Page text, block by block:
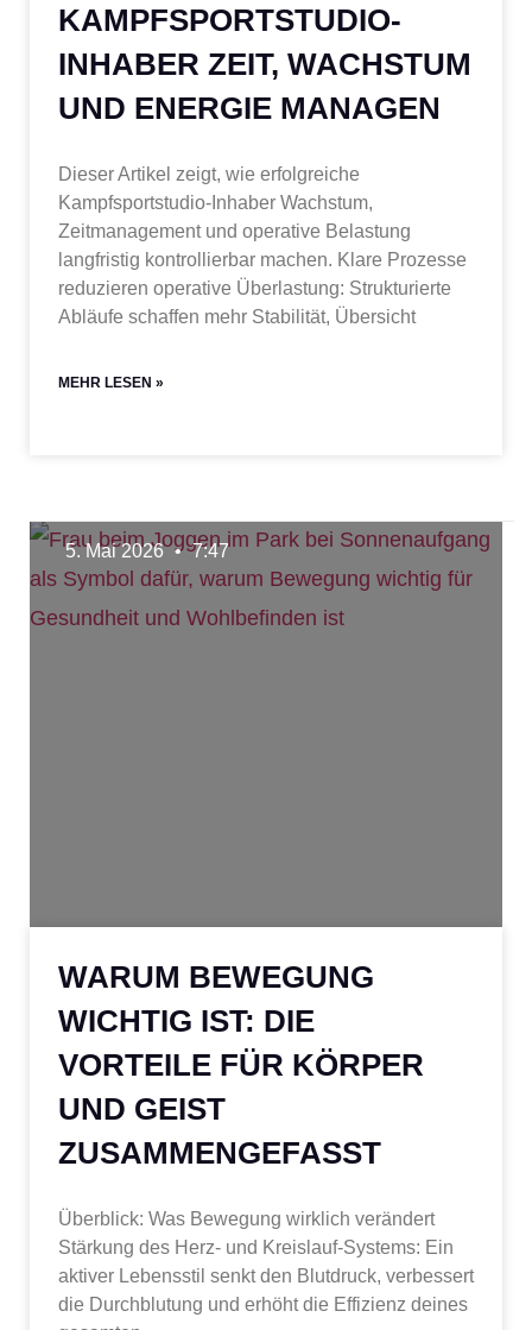
KAMPFSPORTSTUDIO-
INHABER ZEIT, WACHSTUM
UND ENERGIE MANAGEN
Dieser Artikel zeigt, wie erfolgreiche
Kampfsportstudio-Inhaber Wachstum,
Zeitmanagement und operative Belastung
langfristig kontrollierbar machen. Klare Prozesse
reduzieren operative Überlastung: Strukturierte
Abläufe schaffen mehr Stabilität, Übersicht
MEHR LESEN »
WARUM BEWEGUNG
WICHTIG IST: DIE
VORTEILE FÜR KÖRPER
UND GEIST
ZUSAMMENGEFASST
Überblick: Was Bewegung wirklich verändert
Stärkung des Herz- und Kreislauf-Systems: Ein
aktiver Lebensstil senkt den Blutdruck, verbessert
die Durchblutung und erhöht die Effizienz deines
5. Mai 2026 7:47